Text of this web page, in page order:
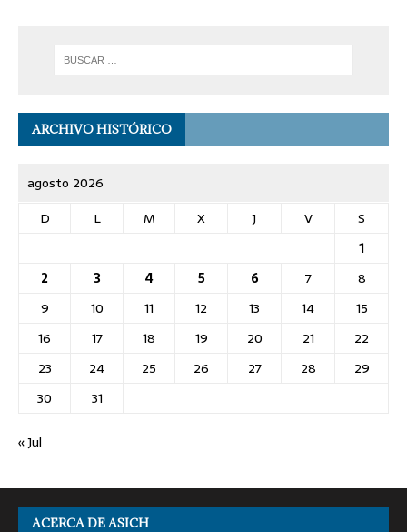
ARCHIVO HISTÓRICO
agosto 2026
D
L M X J V
S
1
2
3 4 5 6 7
8
9
10 11 12 13 14
15
16
17 18 19 20 21
22
23
24 25 26 27 28
29
30
31
« Jul
ACERCA DE ASICH